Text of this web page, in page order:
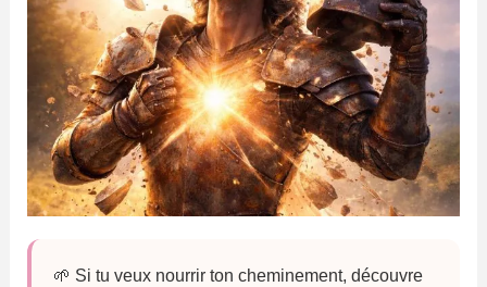
🌱 Si tu veux nourrir ton cheminement, découvre